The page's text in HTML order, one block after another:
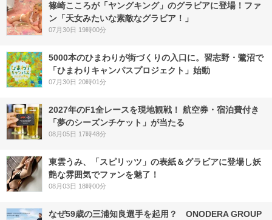
篠崎こころが「ヤングキング」のグラビアに登場！ファ
ン「天女みたいな素敵なグラビア！」
07月30日 19時00分
5000本のひまわりが街づくりの入口に。習志野・鷺沼で
「ひまわりキャンパスプロジェクト」始動
07月30日 20時01分
2027年のF1全レースを現地観戦！ 航空券・宿泊費付き
「夢のシーズンチケット」が当たる
08月05日 17時48分
東雲うみ、「スピリッツ」の表紙＆グラビアに登場し妖
艶な雰囲気でファンを魅了！
08月03日 18時00分
なぜ59歳の三浦知良選手を起用？ ONODERA GROUP